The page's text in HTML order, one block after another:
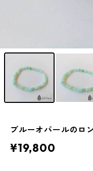
ブルーオパールのロ
¥19,800